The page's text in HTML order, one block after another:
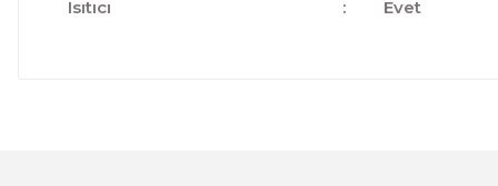
Isıtıcı
: Evet